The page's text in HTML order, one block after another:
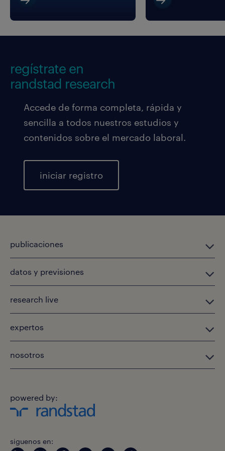
regístrate en
randstad research
Accede de forma completa, rápida y
sencilla a todos nuestros estudios y
contenidos sobre el mercado laboral.
iniciar registro
publicaciones
datos y previsiones
research live
expertos
nosotros
powered by:
siguenos en: